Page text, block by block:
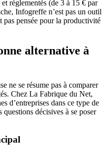
réglementés (de 3 à 15 € par
Infogreffe n’est pas un outil
pas pensée pour la productivité
alternative à
ne se résume pas à comparer
Chez La Fabrique du Net,
d’entreprises dans ce type de
décisives à se poser